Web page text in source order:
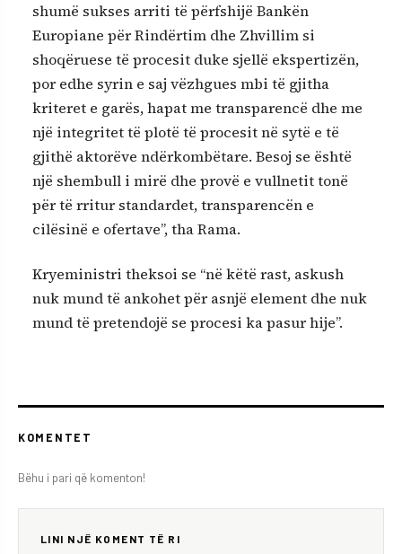
shumë sukses arriti të përfshijë Bankën
Europiane për Rindërtim dhe Zhvillim si
shoqëruese të procesit duke sjellë ekspertizën,
por edhe syrin e saj vëzhgues mbi të gjitha
kriteret e garës, hapat me transparencë dhe me
një integritet të plotë të procesit në sytë e të
gjithë aktorëve ndërkombëtare. Besoj se është
një shembull i mirë dhe provë e vullnetit tonë
për të rritur standardet, transparencën e
cilësinë e ofertave”, tha Rama.
Kryeministri theksoi se “në këtë rast, askush
nuk mund të ankohet për asnjë element dhe nuk
mund të pretendojë se procesi ka pasur hije”.
KOMENTET
Bëhu i pari që komenton!
LINI NJË KOMENT TË RI